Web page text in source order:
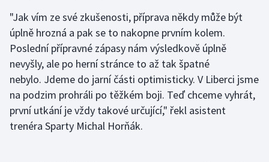
Házená
Jezdectví
Judo
Krasobruslení
"Jak vím ze své zkušenosti, příprava někdy může být
úplně hrozná a pak se to nakopne prvním kolem.
Poslední přípravné zápasy nám výsledkově úplně
nevyšly, ale po herní stránce to až tak špatné
nebylo. Jdeme do jarní části optimisticky. V Liberci jsme
na podzim prohráli po těžkém boji. Teď chceme vyhrát,
první utkání je vždy takové určující," řekl asistent
trenéra Sparty Michal Horňák.